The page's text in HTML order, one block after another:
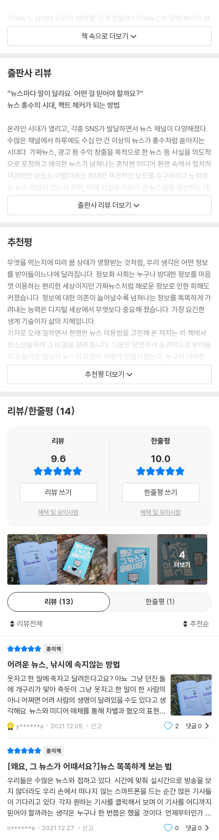
가짜뉴스 시대에 우리가 해야 할 건 무엇일까? 가짜뉴스의 덫에 빠지지 않
으려면 스스로 ‘팩트 체커’가 되는 게 중요해. 번거로운 일이지만 이 뉴스가
진짜일지 아닐지를 감별하는 과정을 거쳐야 한다는 이야기야. 가짜뉴스가
우리는 뉴스 보도 채널, 즉 ‘언론’에 대한 신뢰가 있기 때문에 뉴스에서 다
룬 내용이나 여러 어휘, 표현 등을 의심 없이 받아들이는 경향이 있어. 뉴스
이 요구되는 이유가 여기 있겠지. 하지만 인터넷 매체 수가 늘어나고, 경쟁
이 치열해지면서 뉴스를 생산하는 이들은 더 흥미를 끌 만한 어휘나 표현
을 넣어 자극적으로 제목을 붙이곤 해. --- p.90
어떤 기사에서는 특정 분야 전문가를 앞세워 그와 관련한 제품이나 기업
등을 홍보하기도 해. 이른바 권위자로 불리는 이의 조언이라고 하면 우리
도 모르게 신뢰한다는 점을 이용한 것이지. 게다가 이런 기사형 광고에 기
자 바이라인(신문, 잡지 등에서 기자, 작가 등의 이름을 밝힌 줄)까지 있으
특정 뉴스가 다룬 사건, 정보의 앞뒤 정황, 즉 맥락을 살펴보는 것도 필요
이러스가 언제, 어디서 나오게 된 건지를 다룬 뉴스를 먼저 찾을 수 있겠지.
그러고나서 이 바이러스가 어떤 바이러스인지를 알아본 뉴스도 찾을 수 있
을 거야. 이런 식으로 특정 뉴스가 다룬 소식과 관련해 전후를 살펴보게 해
주는 다른 뉴스들을 읽어 보면 어떤 사건사고의 맥락을 좀 더 명확히 파악
하는 눈이 생길 거야.
--- p.162-163
책 속으로 더보기
출판사 리뷰
“뉴스마다 말이 달라요. 어떤 걸 믿어야 할까요?”
뉴스 홍수의 시대, 팩트 체커가 되는 방법
온라인 시대가 열리고, 각종 SNS가 발달하면서 뉴스 채널이 다양해졌다.
수많은 채널에서 하루에도 수십 만 건 이상의 뉴스가 홍수처럼 쏟아지는
시대다. 가짜뉴스, 광고 등 수익 창출을 목적으로 한 뉴스 등 사실을 의도적
으로 포장하고 왜곡한 뉴스가 넘쳐나는 혼탁한 미디어 환경 속에서 철저히
객관적인 보도는 어렵더라도 최대한 객관적인 보도를 추구하려고 노력하
는 뉴스 채널이 있는가 하면, 아예 사실과 거리가 먼 뉴스들을 생산하는 매
체들도 늘고 있다. 1인 미디어 시대가 활발해지면서 개인이 콘텐츠를 만들
어 배포하는 일이 쉬워지다 보니 자신의 정치적 성향을 반영한 가짜뉴스를
이 책은 청소년이 뉴스의 속성을 잘 이해하고, 혼탁해진 뉴스 환경 속에서
우리를 혼란에 빠뜨리는 뉴스들을 가려낼 수 있는 눈을 높여 주는 책이다.
일종의 뉴스 똑똑하게 보는 가이드인 셈이다. 오랜 시간 뉴스를 생산하는
일을 해 온 저자가 ‘뉴스 소비자들도 알았으면 좋겠다’고 생각한 이야기들
을 구체적으로 정리했다. 현명한 소비자는 각종 먹을거리를 살 때 그것을
만든 회사부터 생산지, 성분, 유통기한 등을 꼼꼼히 따져 본다. 몸에 좋은
재료로 이루어진, 건강한 음식을 먹기 위해서는 그런 수고를 마다하지 않
는다. 이런 이들이 소비자가 아닌 적극적인 소비자가 되는 것처럼 적극적
인 뉴스 소비자가 되려면 어떤 비판적 사고를 해야 하는지 이 책이 잘 알려
준다. 마치 제품 정보를 확인하듯 뉴스를 볼 때 언론사에 대한 정보, 뉴스가
만들어지는 과정, 뉴스를 둘러싼 현재의 환경, 뉴스의 내용·제목·사진 등을
꼼꼼하게 살피는 방법이 이 책에 담겨 있다.
건인데 왜 신문마다 1면 기사의 제목이 다른지, 가짜뉴스에서 시작된 잘못
관념이 들어가 있는 기사, 자살 보도를 하는 데 있어 중요한 원칙, 기사로
위장한 교묘한 광고의 사례 등을 담았다. 아울러 우리가 무심코 흘린 뉴스
기사에서 발견할 수 있는 한쪽으로 기울어진 표현, 부정이나 동정의 시선
이 담긴 표현, 고정관념을 강화하는 표현, 선정적 표현 등의 구체적 예를 담
아 무엇이 문제이고 어떻게 바꿀 수 있는지 각장 마지막 [다시 보자! 뉴스
속 그 표현] 코너에 정리했다.
뉴스 리터러시가 중요한 이유
저자의 전작 《왜요, 그 말이 어때서요?》가 청소년들이 일상생활에서 쓰는
차별어를 다뤘다면, 후속작인 이 책은 미디어(신문, 방송, 뉴스, SNS) 등
에서 일상적으로 쓰지만 비판적으로 읽어야 하는 언어도 함께 다룬다. 다
양한 미디어의 속성을 이해하고, 뉴스 속 정보와 메시지를 비판적으로 읽
고 창의적으로 활용하는 방법을 알려주는 미디어 수업 안내서들은 시중에
많이 나와 있지만, 이 책은 실질적인 사례를 제시하고, 그 사례에 어떤 문제
능력으로, 4차 산업혁명 시대를 맞는 청소년이 갖추어야 할 핵심 역량이
자, 2015 개정 교육과정 목표인 ‘창의융합형 인재’로 성장하게 하는 바탕
이다. 교육 선진국에서는 이미 미디어 리터러시의 중요성을 인식하여 관련
교육 프로그램을 개발·실행하고 있지만, 우리나라는 공교육 차원에서 이
에 대한 논의가 아직은 부족한 편이다. 2022 개정 교육 과정에서는 미디어
리터러시와 관련된 교육과정을 편성하고자 검토 중이라고 한다. 이 책은
이다.
사회에 나가면 정보를 이해하는 능력이 필요하고, 정보는 보통 미디어를
통해 만나게 된다. 그래서 우리는 미디어를 이해하고 활용할 줄 아는 능력
을 갖춰야 한다. 미디어는 대표적으로 신문, 방송이 이 있고 요즘은 소셜 미
디어가 중요한 매체로 떠올랐다. 뉴스와 정보를 수동적으로 소비하게 되면
미디어를 만들어 내는 거대한 기업이나 권력이 원하는 대로 소비하고 생각
하게 된다. 미디어 이용의 주체가 되어 자신과 사회에 필요한 정보와 유용
출판사 리뷰 더보기
추천평
무엇을 먹는지에 따라 몸 상태가 영향받는 것처럼, 우리 생각은 어떤 정보
를 받아들이느냐에 달라집니다. 정보화 사회는 누구나 방대한 정보를 마음
껏 이용하는 편리한 세상이지만 가짜뉴스처럼 해로운 정보로 인한 피해도
커졌습니다. 정보에 대한 의존이 늘어날수록 넘쳐나는 정보를 똑똑하게 가
려내는 능력은 디지털 세상에서 무엇보다 중요해 졌습니다. 가장 요긴한
생계 기술이자 삶의 지혜입니다.
기자로 오래 일하면서 현명한 뉴스 이용법을 고민해 온 저자는 이 책에서
청소년들에게 그 비결을 알려 줍니다. 그동안 당연하게 습관적으로 받아들
이고 즐겨온 일상의 뉴스와 표현이 어떻게 만들어졌는지, 누구의 어떠한
의도를 담고 있는지를 들여다볼 수 있는 투시경과 같은 도구를 보여 줍니
다. 저자의 안내를 따라가다 보면, 무심코 이용해 왔지만 뉴스의 제목과 표
- 구본권 (『뉴스, 믿어도 될까?』 저자, 『한겨레』 사람과디지털연구소장)
청소년들은 TV와 신문, 온라인 매체를 통해 하루 종일 수많은 뉴스를 접하
며 지냅니다. 정보의 홍수 속에서 가짜뉴스에 속아 거짓을 진실로 오해하
는 일도 종종 벌어지지요. 편파적인 기사나 개인의 사생활을 침해하는 정
읽을 수 있는 ‘매의 눈’을 선물합니다. 가짜뉴스를 판별하는 방법, 숫자의
함정에 빠지지 않는 방법, 기사에 숨은 고정관념을 찾아내는 방법 등을 구
체적으로 생생하게 알려줍니다. 친절한 조언을 통해 건강하고 적극적인 뉴
이 알고리즘의 틀에서 벗어나 정확하고 비판적인 시선으로 뉴스를 읽는 능
력을 갖출 수 있으리라 기대합니다.
- 태지원 (『이 장면, 나만 불편한가요?』 저자, 중학교 사회과 교사)
추천평 더보기
리뷰/한줄평 14
리뷰
9.6
리뷰 쓰기
혜택 및 유의사항
한줄평
10.0
한줄평 쓰기
혜택 및 유의사항
3
4
더보기
리뷰 13 한줄평 1
리뷰전체 추천순
종이책
어려운 뉴스, 낚시에 속지않는 방법
웃자고 한 말에 죽자고 달려든다고요? 아뇨. 그냥 던진 돌
에 개구리가 맞아 죽듯이 그냥 웃자고 한 말이 한 사람의
아니 어쩌면 어려 사람의 생명이 달려있을 수도 있다고 생
각해요. 뉴스와 미디어 매체를 통해 차별과 혐오의 표현들
이 등장하고 확산되는 일이 많아지면서 별다른 의도가 없
다고 이를 가볍게 여길 수 있을까요? 오로지 흥미를 위해
y******a 2021.12.05. 신고 2 댓글0
종이책
[왜요, 그 뉴스가 어때서요?]뉴스 똑똑하게 보는 법
우리들은 수많은 뉴스와 접하고 있다. 시간에 맞춰 실시간으로 방송을 보
지 않더라도 우리 손에서 떠나지 않는 스마트폰을 드는 순간 많은 기사들
이 기다리고 있다. 각자 원하는 기사를 클릭해서 보며 이 기사를 어디까지
믿어야 할까라는 생각은 누구나 한 번쯤은 했을 것이다. 언제부터인가 뉴
스를 접하면서 각자 걸러내는 능력이 필요하게 되었다. 100% 믿음을 가지
n******e 2021.12.27. 신고 0 댓글0